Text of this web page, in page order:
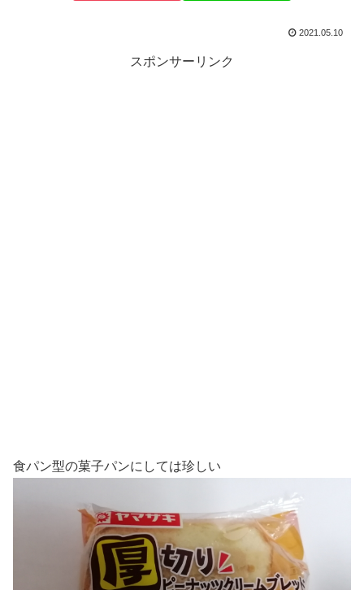
2021.05.10
スポンサーリンク
食パン型の菓子パンにしては珍しい